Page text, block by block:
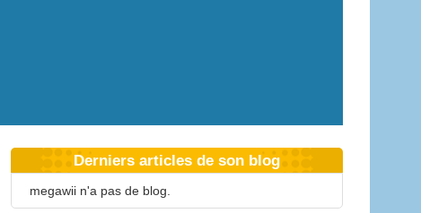
Derniers articles de son blog
megawii n'a pas de blog.